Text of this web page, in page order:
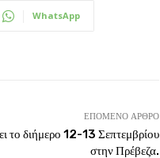
WhatsApp
ΕΠΌΜΕΝΟ ΆΡΘΡΟ
το διήμερο 12-13 Σεπτεμβρίου
στην Πρέβεζα.